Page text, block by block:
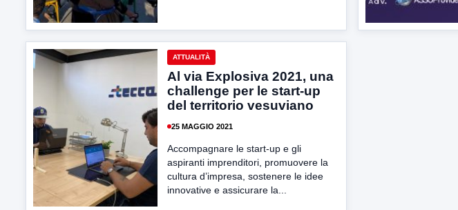
ATTUALITÀ
Al via Explosiva 2021, una
challenge per le start-up
del territorio vesuviano
25 MAGGIO 2021
Accompagnare le start-up e gli
aspiranti imprenditori, promuovere la
cultura d’impresa, sostenere le idee
innovative e assicurare la...